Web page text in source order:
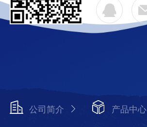
公司简介 产品中心